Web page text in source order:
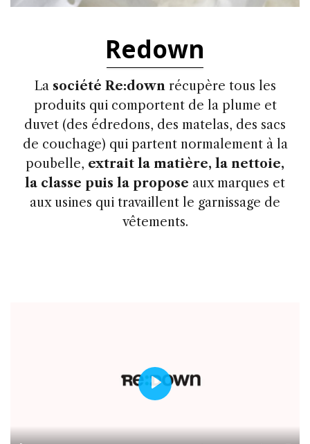
Redown
La société Re:downrécupère tous les
produits qui comportent de la plume et
duvet (des édredons, des matelas, des sacs
de couchage) qui partent normalement à la
poubelle, extrait la matière, la nettoie,
la classe puis la propose aux marques et
aux usines qui travaillent le garnissage de
vêtements.
Play